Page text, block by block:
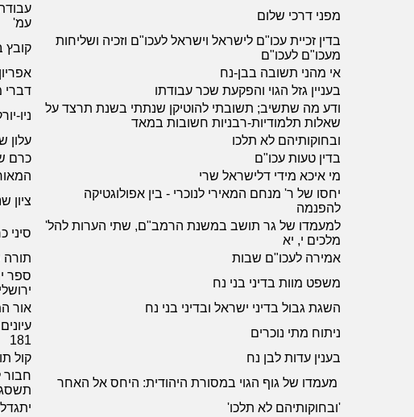
מפני דרכי שלום
עמ'
בדין זכיית עכו"ם לישראל וישראל לעכו"ם וזכיה ושליחות
מעכו"ם לעכו"ם
קובץ
אי מהני תשובה בבן-נח
בעניין גזל הגוי והפקעת שכר עבודתו
ודע מה שתשיב; תשובתי להוטיקן שנתתי בשנת תרצד על
שאלות תלמודיות-רבניות חשובות במאד
ניו-יורק
ובחוקותיהם לא תלכו
עלון
בדין טעות עכו"ם
כרם
מי איכא מידי דלישראל שרי
המאור
יחסו של ר' מנחם המאירי לנוכרי - בין אפולוגטיקה
להפנמה
ציון
למעמדו של גר תושב במשנת הרמב"ם, שתי הערות להל'
מלכים י, יא
אמירה לעכו"ם שבות
משפט מוות בדיני בני נח
ספר
השגת גבול בדיני ישראל ובדיני בני נח
אור
ניתוח מתי נוכרים
181
בענין עדות לבן נח
קול
מעמדו של גוף הגוי במסורת היהודית: היחס אל האחר
חבור
תשסג 379
'ובחוקותיהם לא תלכו'